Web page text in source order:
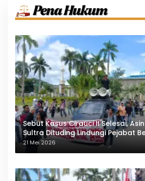
Sebut Kasus Cirauci II Selesai,
Sultra Dituding Lindungi Pejabat
21 Mei 2026